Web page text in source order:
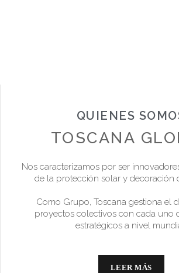
QUIENES
TOSCANA
Nos caracterizamos por ser
de la protección solar y decoración
Como Grupo, Toscana gestiona el
proyectos colectivos con cada uno
estratégicos a nivel
LEER MÁS